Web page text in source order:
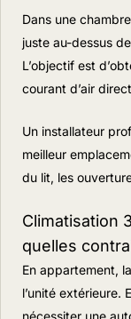
Dans une
juste au-dessus
L’objectif est
courant d’air
Un installateur
meilleur
du lit, les
Climatisation
quelles
En appartement,
l’unité extérieure.